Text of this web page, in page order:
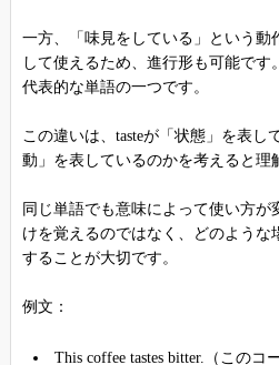
一方、「味見をしている」という動
して使えるため、進行形も可能で
代表的な単語の一つです。
この違いは、tasteが「状態」を表し
動」を表しているのかを考えると理
同じ単語でも意味によって使い方
けを覚えるのではなく、どのような
することが大切です。
例文：
This coffee tastes bitter.（このコ